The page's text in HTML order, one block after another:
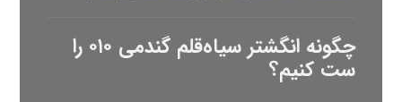
چگونه انگشتر سیاه‌قلم گندمی ۰۱۰ را
ست کنیم؟